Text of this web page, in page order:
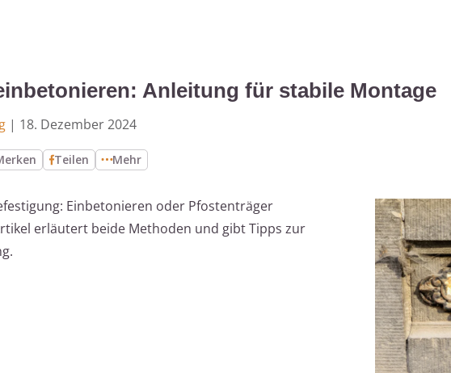
Anleitung für stabile Montage
| 18. Dezember 2024
Teilen Mehr
Einbetonieren oder Pfostenträger
erläutert beide Methoden und gibt Tipps zur